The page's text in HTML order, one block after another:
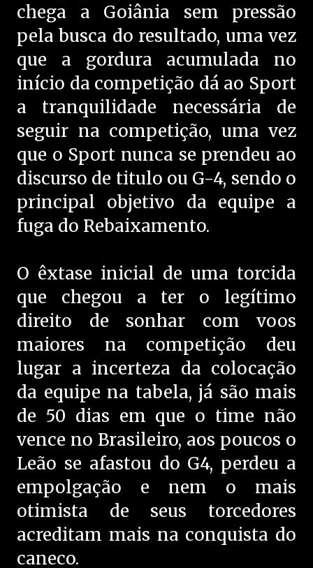
chega a Goiânia sem pressão
pela busca do resultado, uma vez
que a gordura acumulada no
início da competição dá ao Sport
a tranquilidade necessária de
seguir na competição, uma vez
que o Sport nunca se prendeu ao
discurso de titulo ou G-4, sendo o
principal objetivo da equipe a
fuga do Rebaixamento.
O êxtase inicial de uma torcida
que chegou a ter o legítimo
direito de sonhar com voos
maiores na competição deu
lugar a incerteza da colocação
da equipe na tabela, já são mais
de 50 dias em que o time não
vence no Brasileiro, aos poucos o
Leão se afastou do G4, perdeu a
empolgação e nem o mais
otimista de seus torcedores
acreditam mais na conquista do
caneco.